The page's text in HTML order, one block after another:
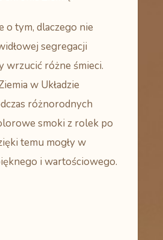
o tym, dlaczego nie
segregacji
wrzucić różne śmieci.
w Układzie
różnorodnych
smoki z rolek po
temu mogły w
i wartościowego.